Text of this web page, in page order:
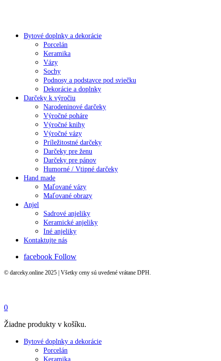
Bytové doplnky a dekorácie
Porcelán
Keramika
Vázy
Sochy
Podnosy a podstavce pod sviečku
Dekorácie a doplnky
Darčeky k výročiu
Narodeninové darčeky
Výročné poháre
Výročné knihy
Výročné vázy
Príležitostné darčeky
Darčeky pre ženu
Darčeky pre pánov
Humorné / Vtipné darčeky
Hand made
Maľované vázy
Maľované obrazy
Anjel
Sadrové anjeliky
Keramické anjeliky
Iné anjeliky
Kontaktujte nás
facebook Follow
© darceky.online 2025 | Všetky ceny sú uvedené vrátane DPH.
0
Žiadne produkty v košíku.
Bytové doplnky a dekorácie
Porcelán
Keramika